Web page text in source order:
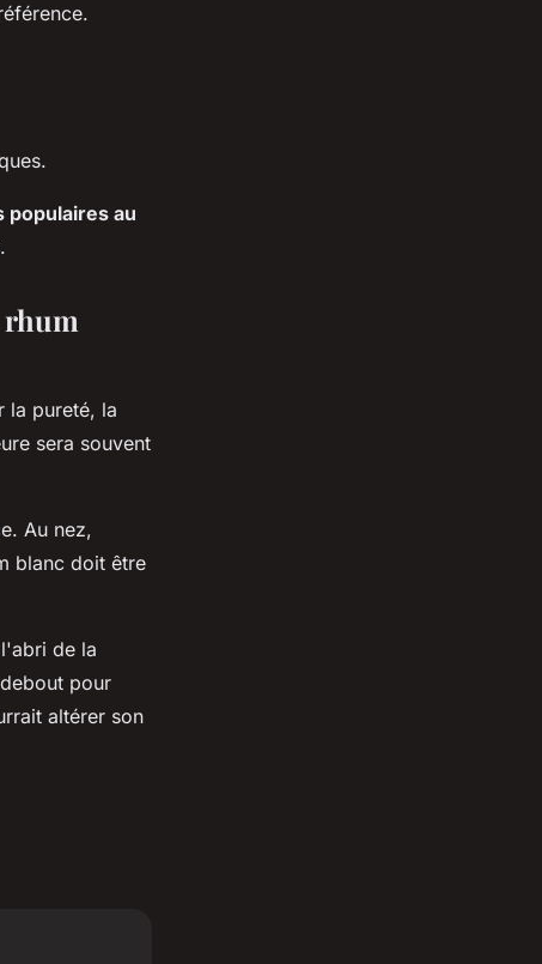
populaires au
rhum
la pureté, la
sera souvent
Au nez,
blanc doit être
de la
pour
altérer son